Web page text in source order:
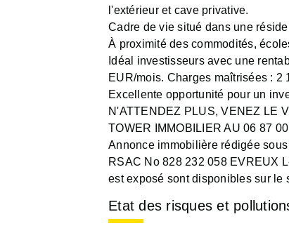
l'extérieur et cave privative.
Cadre de vie situé dans une
À proximité des commodités,
Idéal investisseurs avec une
EUR/mois. Charges maîtrisées :
Excellente opportunité pour un
N'ATTENDEZ PLUS, VENEZ LE
TOWER IMMOBILIER AU 06 87
Annonce immobilière rédigée
RSAC No 828 232 058 EVREUX
est exposé sont disponibles sur le
Etat des risques et